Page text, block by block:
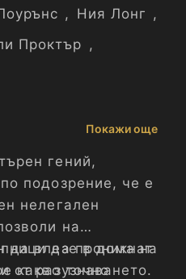
, Ния Лонг ,
Проктър ,
Покажи още
гений,
подозрение, че е
нелегален
на
да проникнат
от разузнаването.
да влезе в дома на
какво точно